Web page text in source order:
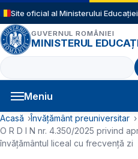
Sari la conținutul principal
Site oficial al Ministerului
GUVERNUL ROMÂNIEI
MINISTERUL
Caută
Meniu
Navigație principală
Cale de navigare
Acasă
Învățământ preuniversitar
O R D I N nr. 4.350/2025 privind
învățământul liceal cu frecvență zi